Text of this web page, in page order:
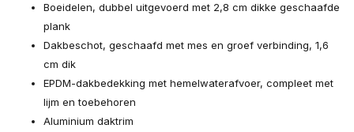
Boeidelen, dubbel uitgevoerd met 2,8 cm dikke geschaafde
plank
Dakbeschot, geschaafd met mes en groef verbinding, 1,6
cm dik
EPDM-dakbedekking met hemelwaterafvoer, compleet met
lijm en toebehoren
Aluminium daktrim